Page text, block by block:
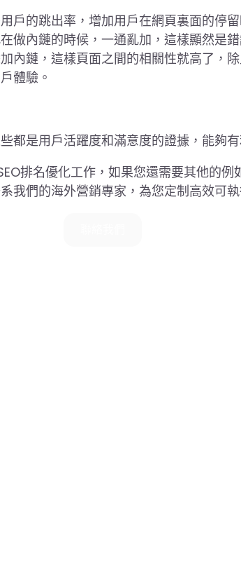
戶的跳出率，增加用戶在網頁裏面的停
做內鏈的時候，一通亂加，這樣顯然是
內鏈，這樣頁面之間的相關性就高了，
體驗。
都是用戶活躍度和滿意度的證據，能夠
排名優化工作，如果您還需要其他的
我們的海外營銷專家，為您定制高效可執